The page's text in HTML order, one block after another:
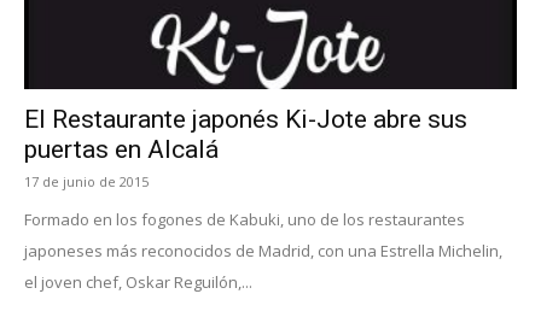
El Restaurante japonés Ki-Jote abre sus
puertas en Alcalá
17 de junio de 2015
Formado en los fogones de Kabuki, uno de los restaurantes
japoneses más reconocidos de Madrid, con una Estrella Michelin,
el joven chef, Oskar Reguilón,...